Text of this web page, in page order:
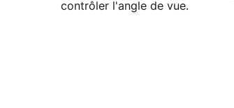
contrôler l'angle de vue.